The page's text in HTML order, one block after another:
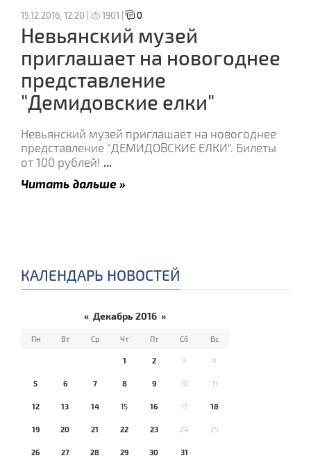
15.12.2016, 12:20 | 1901 | 0
Невьянский музей
приглашает на новогоднее
представление
"Демидовские елки"
Невьянский музей приглашает на новогоднее
представление "ДЕМИДОВСКИЕ ЕЛКИ". Билеты
от 100 рублей! ...
Читать дальше »
КАЛЕНДАРЬ НОВОСТЕЙ
« Декабрь 2016 »
Пн Вт Ср Чт Пт Сб Вс
1 2 3 4
5 6 7 8 9 10 11
12 13 14 15 16 17 18
19 20 21 22 23 24 25
26 27 28 29 30 31